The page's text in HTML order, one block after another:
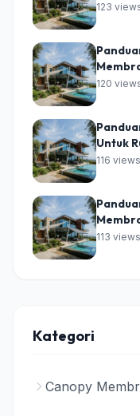
123
120
Untuk
116 views
113 views
Kategori
Canopy